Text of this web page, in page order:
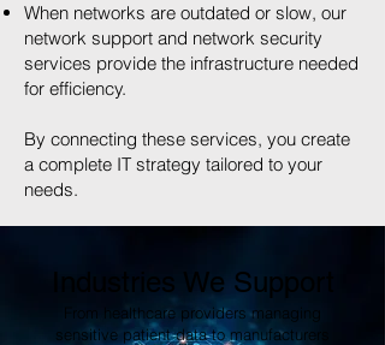
When networks are outdated or slow, our
network support and network security
services provide the infrastructure needed
for efficiency.
By connecting these services, you create
a complete IT strategy tailored to your
needs.
Industries We Support
From healthcare providers managing
sensitive patient data to manufacturers